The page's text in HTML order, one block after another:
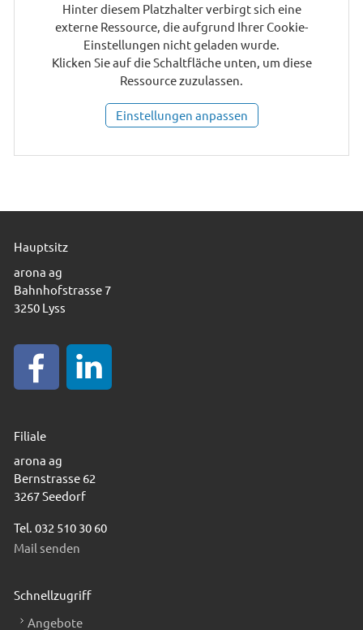
Hinter diesem Platzhalter verbirgt sich eine
externe Ressource, die aufgrund Ihrer Cookie-
Einstellungen nicht geladen wurde.
Klicken Sie auf die Schaltfläche unten, um diese
Ressource zuzulassen.
Einstellungen anpassen
Hauptsitz
arona ag
Bahnhofstrasse 7
3250 Lyss
Filiale
arona ag
Bernstrasse 62
3267 Seedorf
Tel. 032 510 30 60
Mail senden
Schnellzugriff
Angebote